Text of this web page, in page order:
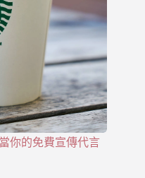
你的免費宣傳代言